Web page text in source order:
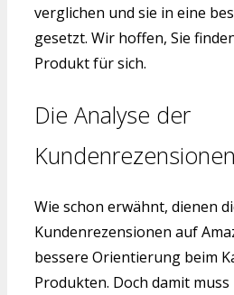
verglichen und sie in eine
gesetzt. Wir hoffen, Sie
Produkt für sich.
Die Analyse der
Kundenrezensionen
Wie schon erwähnt, dienen
Kundenrezensionen auf
bessere Orientierung beim
Produkten. Doch damit